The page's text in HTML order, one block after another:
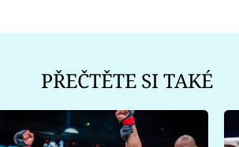
PŘEČTĚTE SI TAKÉ